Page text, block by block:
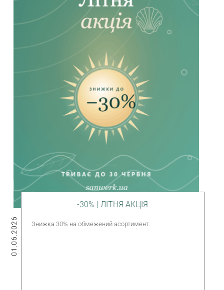
01.06.2026
-30% | ЛІТНЯ АКЦІЯ
Знижка 30% на обмежений асортимент.